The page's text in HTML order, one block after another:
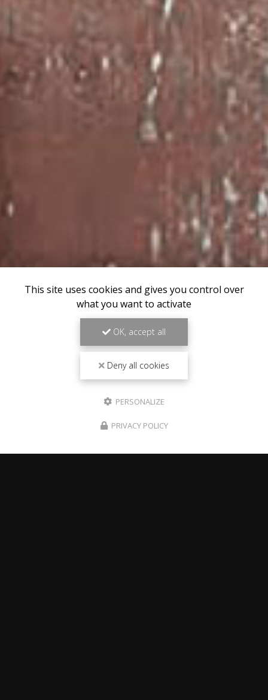
This site uses cookies and gives you control over
what you want to activate
OK, accept all
Deny all cookies
PERSONALIZE
PRIVACY POLICY